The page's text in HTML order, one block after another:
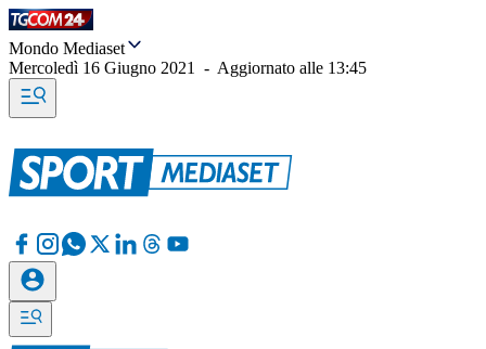
Mondo Mediaset
Mercoledì 16 Giugno 2021
- Aggiornato alle 13:45